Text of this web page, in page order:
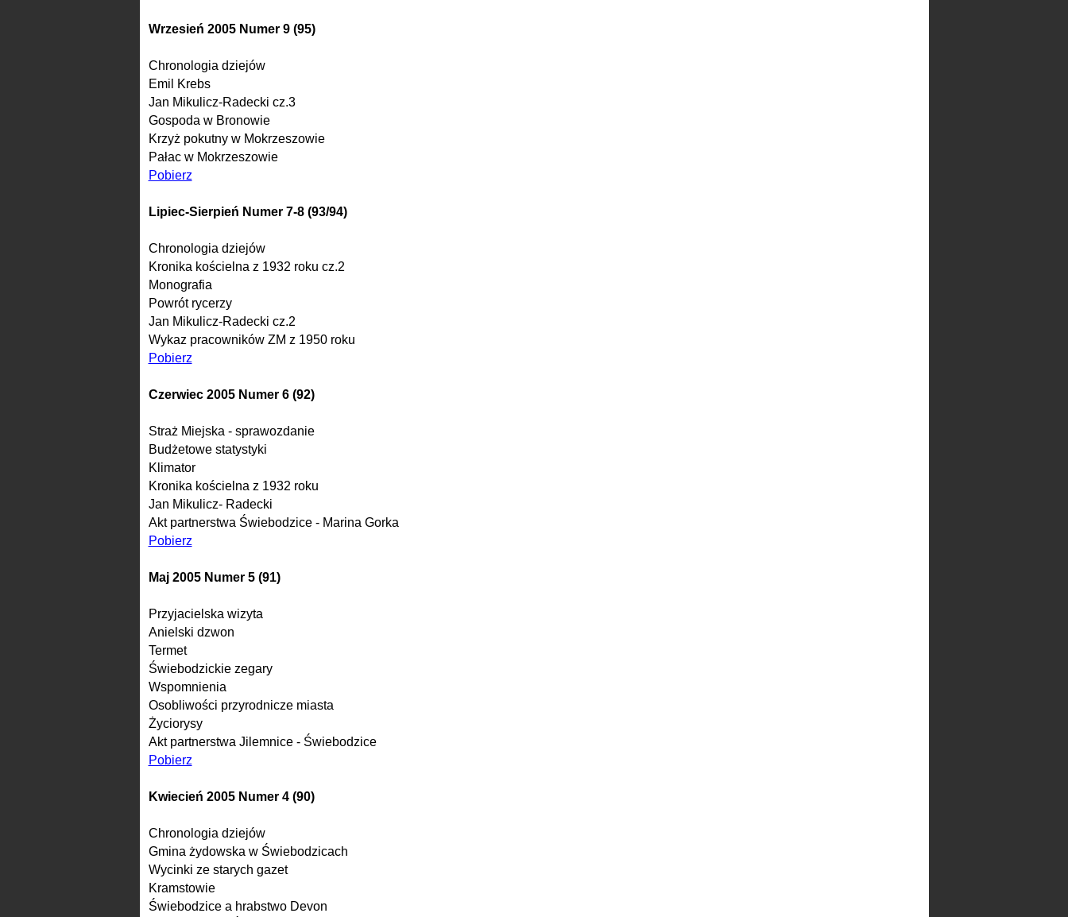
Wrzesień 2005 Numer 9 (95)
Chronologia dziejów
Emil Krebs
Jan Mikulicz-Radecki cz.3
Gospoda w Bronowie
Krzyż pokutny w Mokrzeszowie
Pałac w Mokrzeszowie
Pobierz
Lipiec-Sierpień Numer 7-8 (93/94)
Chronologia dziejów
Kronika kościelna z 1932 roku cz.2
Monografia
Powrót rycerzy
Jan Mikulicz-Radecki cz.2
Wykaz pracowników ZM z 1950 roku
Pobierz
Czerwiec 2005 Numer 6 (92)
Straż Miejska - sprawozdanie
Budżetowe statystyki
Klimator
Kronika kościelna z 1932 roku
Jan Mikulicz- Radecki
Akt partnerstwa Świebodzice - Marina Gorka
Pobierz
Maj 2005 Numer 5 (91)
Przyjacielska wizyta
Anielski dzwon
Termet
Świebodzickie zegary
Wspomnienia
Osobliwości przyrodnicze miasta
Życiorysy
Akt partnerstwa Jilemnice - Świebodzice
Pobierz
Kwiecień 2005 Numer 4 (90)
Chronologia dziejów
Gmina żydowska w Świebodzicach
Wycinki ze starych gazet
Kramstowie
Świebodzice a hrabstwo Devon